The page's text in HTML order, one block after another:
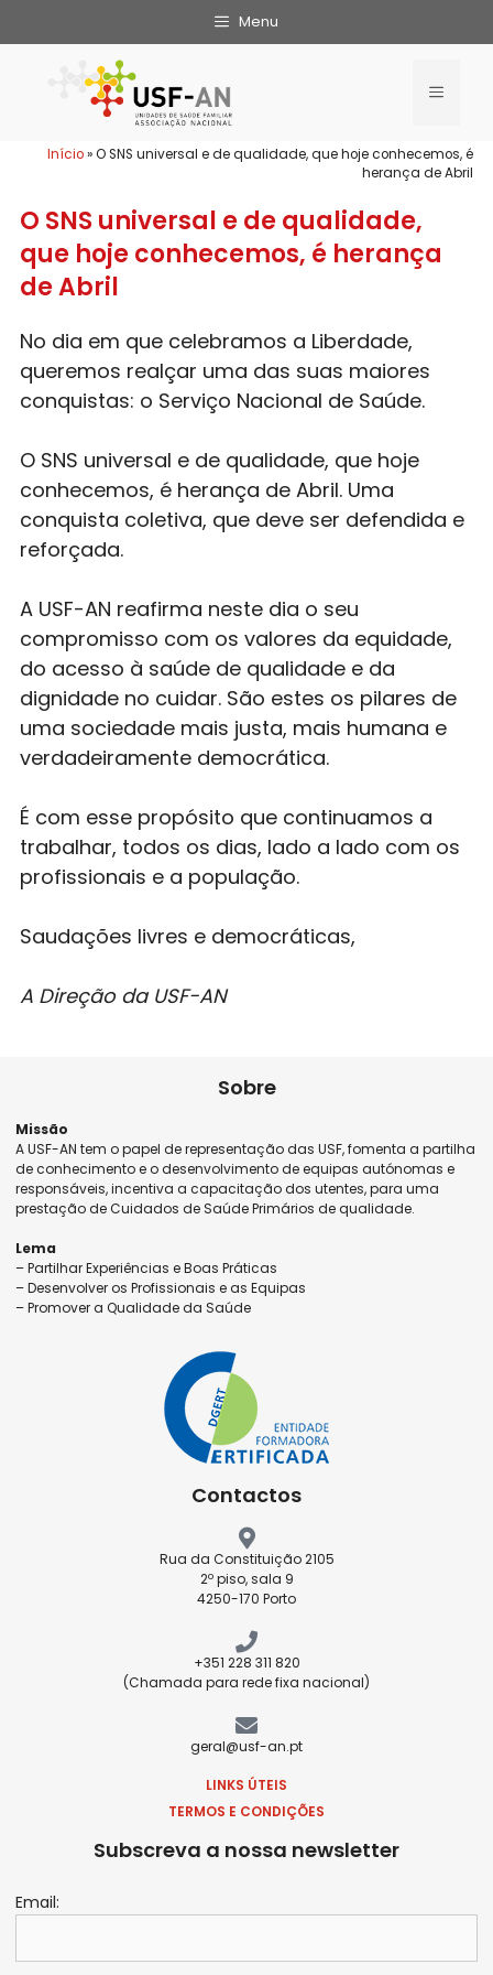
Menu
Início»O SNS universal e de qualidade, que hoje conhecemos, é
herança de Abril
O SNS universal e de qualidade,
que hoje conhecemos, é herança
de Abril
No dia em que celebramos a Liberdade,
queremos realçar uma das suas maiores
conquistas: o Serviço Nacional de Saúde.
O SNS universal e de qualidade, que hoje
conhecemos, é herança de Abril. Uma
conquista coletiva, que deve ser defendida e
reforçada.
A USF-AN reafirma neste dia o seu
compromisso com os valores da equidade,
do acesso à saúde de qualidade e da
dignidade no cuidar. São estes os pilares de
uma sociedade mais justa, mais humana e
verdadeiramente democrática.
É com esse propósito que continuamos a
trabalhar, todos os dias, lado a lado com os
profissionais e a população.
Saudações livres e democráticas,
A Direção da USF-AN
Sobre
Missão
A USF-AN tem o papel de representação das USF, fomenta a partilha
de conhecimento e o desenvolvimento de equipas autónomas e
responsáveis, incentiva a capacitação dos utentes, para uma
prestação de Cuidados de Saúde Primários de qualidade.
Lema
– Partilhar Experiências e Boas Práticas
– Desenvolver os Profissionais e as Equipas
– Promover a Qualidade da Saúde
Contactos
Rua da Constituição 2105
2º piso, sala 9
4250-170 Porto
+351 228 311 820
(Chamada para rede fixa nacional)
geral@usf-an.pt
LINKS ÚTEIS
TERMOS E CONDIÇÕES
Subscreva a nossa newsletter
Email: